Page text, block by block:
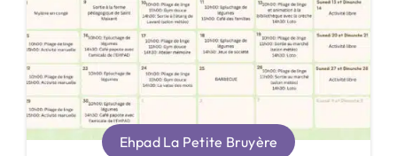
Ehpad La Petite Bruyère